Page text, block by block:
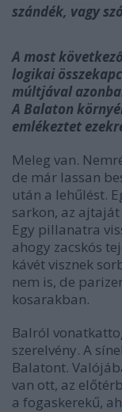
szándék, vagy
A most
logikai
múltjával
A Balaton
emlékeztet
Meleg van.
de már lassan
után a lehűlést.
sarkon, az
Egy pillanatra
ahogy zacskós
kávét visznek
nem is, de
kosarakban.
Balról
szerelvény. A
Balatont.
van ott, az
a fogaskerekű,